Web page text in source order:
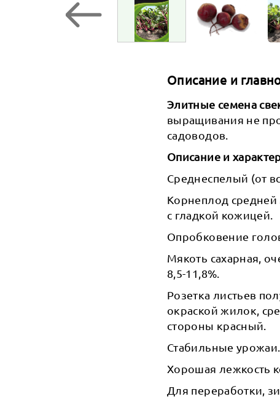
Описание и
Элитные семена
выращивания не
садоводов.
Описание и
Среднеспелый (от
Корнеплод средней
с гладкой кожицей.
Опробковение
Мякоть сахарная,
8,5-11,8%.
Розетка листьев
окраской жилок,
стороны красный.
Стабильные урожаи.
Хорошая лежкость
Для переработки,